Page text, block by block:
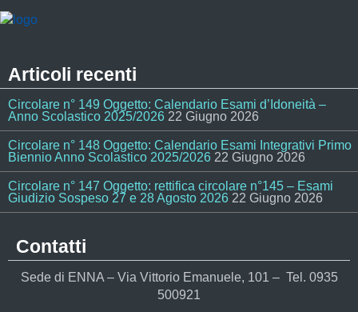
Articoli recenti
Circolare n° 149 Oggetto: Calendario Esami d’Idoneità –
Anno Scolastico 2025/2026 22 Giugno 2026
Circolare n° 148 Oggetto: Calendario Esami Integrativi Primo
Biennio Anno Scolastico 2025/2026 22 Giugno 2026
Circolare n° 147 Oggetto: rettifica circolare n°145 – Esami
Giudizio Sospeso 27 e 28 Agosto 2026 22 Giugno 2026
Contatti
Sede di ENNA – Via Vittorio Emanuele, 101 – Tel. 0935
500921